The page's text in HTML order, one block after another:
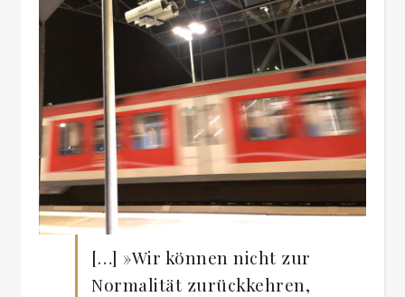
[…] »Wir können nicht zur
Normalität zurückkehren,